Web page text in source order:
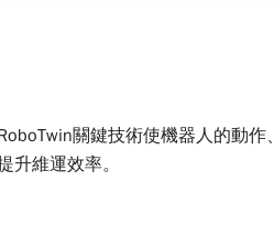
關鍵技術使機器人的動
升維運效率。